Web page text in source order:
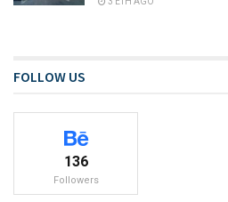
FOLLOW US
136
Followers